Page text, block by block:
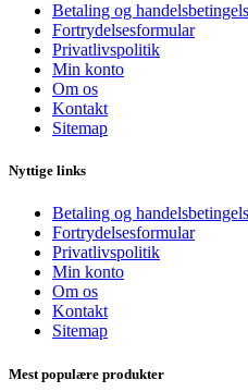
Betaling og
Fortrydelsesformular
Privatlivspolitik
Min konto
Om os
Kontakt
Sitemap
Nyttige links
Betaling og
Fortrydelsesformular
Privatlivspolitik
Min konto
Om os
Kontakt
Sitemap
Mest populære produkter